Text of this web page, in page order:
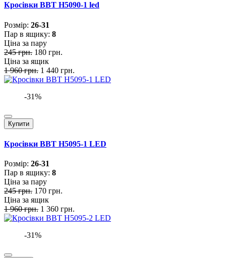
Кросівки BBT H5090-1 led
Розмiр: 26-31
Пар в ящику: 8
Ціна за пару
245 грн. 180 грн.
Ціна за ящик
1 960 грн. 1 440 грн.
-31%
Купити
Кросівки BBT H5095-1 LED
Розмiр: 26-31
Пар в ящику: 8
Ціна за пару
245 грн. 170 грн.
Ціна за ящик
1 960 грн. 1 360 грн.
-31%